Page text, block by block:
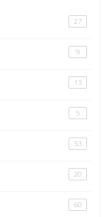
27
9
13
5
53
20
60